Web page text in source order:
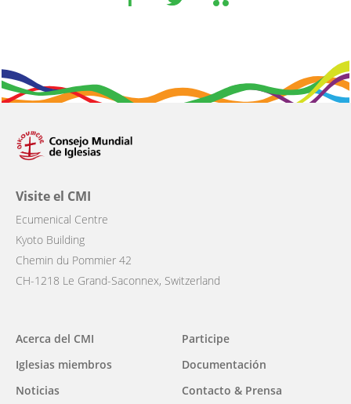
Visite el CMI
Ecumenical Centre
Kyoto Building
Chemin du Pommier 42
CH-1218 Le Grand-Saconnex, Switzerland
Main
navigation
Acerca del CMI
Iglesias miembros
Noticias
Participe
Documentación
Contacto & Prensa